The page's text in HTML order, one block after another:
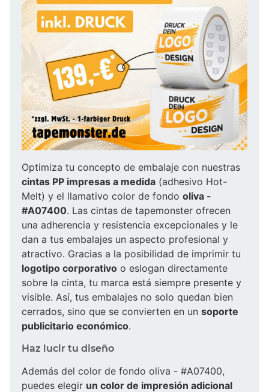
Optimiza tu concepto de embalaje con nuestras
cintas PP impresas a medida (adhesivo Hot-
Melt) y el llamativo color de fondo oliva -
#A07400. Las cintas de tapemonster ofrecen
una adherencia y resistencia excepcionales y le
dan a tus embalajes un aspecto profesional y
atractivo. Gracias a la posibilidad de imprimir tu
logotipo corporativo o eslogan directamente
sobre la cinta, tu marca está siempre presente y
visible. Así, tus embalajes no solo quedan bien
cerrados, sino que se convierten en un soporte
publicitario económico.
Haz lucir tu diseño
Además del color de fondo oliva - #A07400,
puedes elegir un color de impresión adicional